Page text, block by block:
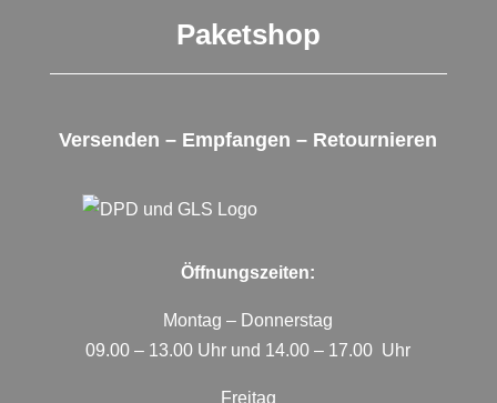
Paketshop
Versenden – Empfangen – Retournieren
Öffnungszeiten:
Montag – Donnerstag
09.00 – 13.00 Uhr und 14.00 – 17.00 Uhr
Freitag